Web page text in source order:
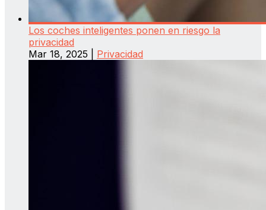
Los coches inteligentes ponen en riesgo la
privacidad
Mar 18, 2025
Privacidad